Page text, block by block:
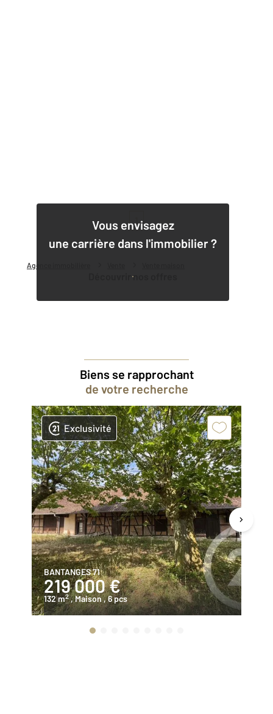
Agence immobilière
Vous envisagez
une carrière dans l'immobilier ?
Découvrir nos offres
Biens se rapprochant
de votre recherche
Exclusivité
BANTANGES 71
219 000 €
132 m2 , Maison, 6 pcs